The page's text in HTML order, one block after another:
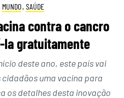
MUNDO, SAÚDE
contra o cancro
gratuitamente
deste ano, este país vai
uma vacina para
os detalhes desta inovação